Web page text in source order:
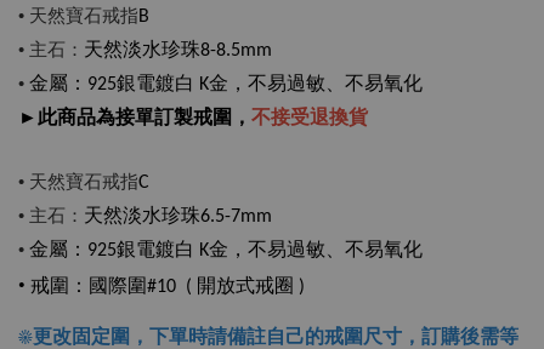
• 天然寶石戒指B
• 主石： 天然淡水珍珠8-8.5mm
• 金屬：925銀電鍍白 K金，不易過敏、不易氧化
►此商品為接單訂製戒圍， 不接受退換貨
• 天然寶石戒指C
• 主石： 天然淡水珍珠6.5-7mm
• 金屬：925銀電鍍白 K金，不易過敏、不易氧化
• 戒圍 ：國際圍#10 ( 開放式戒圈 )
☀更改固定圍，下單時請備註自己的戒圍尺寸， 訂購後需等